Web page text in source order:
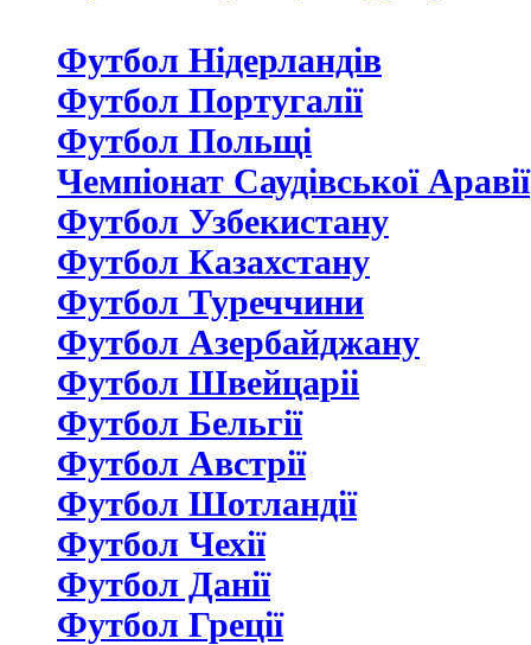
Футбол Нідерландiв
Футбол Португалії
Футбол Польщі
Чемпіонат Саудівської Аравії
Футбол Узбекистану
Футбол Казахстану
Футбол Туреччини
Футбол Азербайджану
Футбол Швейцаріі
Футбол Бельгії
Футбол Австрії
Футбол Шотландії
Футбол Чехії
Футбол Данії
Футбол Греції